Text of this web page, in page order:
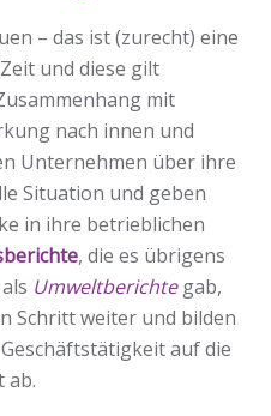
– das ist (zurecht) eine
und diese gilt
mit
nach innen und
Unternehmen über ihre
Situation und geben
in ihre betrieblichen
, die es übrigens
Umweltberichtegab,
Schritt weiter und bilden
auf die
ab.